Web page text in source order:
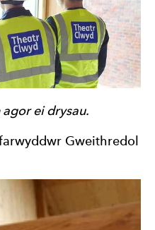
ei drysau.
Gweithredol